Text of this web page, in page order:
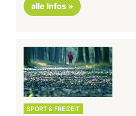
alle Infos »
SPORT & FREIZEIT